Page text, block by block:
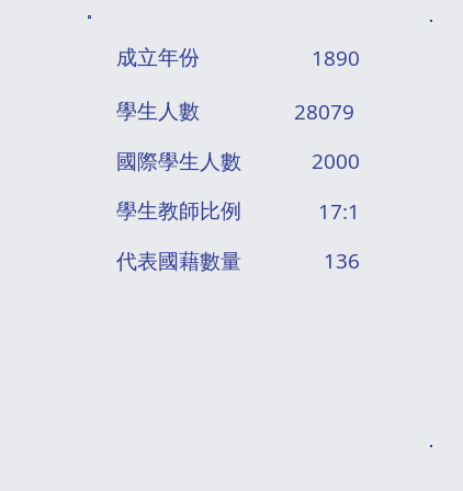
成立年份
1890
​學生人數
28079
國際​學生人數
2000
學生教師比例
17:1
代表國藉數量
136